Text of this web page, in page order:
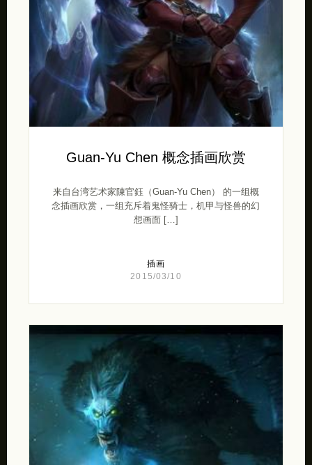
Guan-Yu Chen 概念插画欣赏
来自台湾艺术家陳官鈺（Guan-Yu Chen） 的一组概
念插画欣赏，一组充斥着鬼怪骑士，机甲与怪兽的幻
想画面 […]
插画
2015/03/10